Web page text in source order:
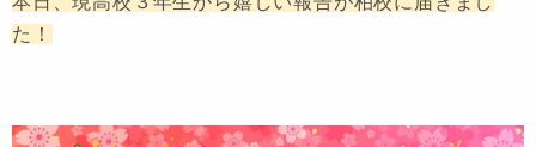
た！